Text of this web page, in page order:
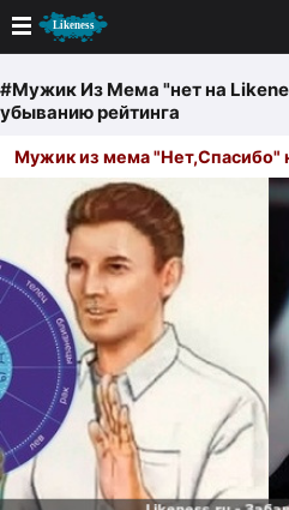
Новые
Лучшие
Голосование
Кандидаты
Случайное сходство 👍
Создать сходство
Для публикации необходима
Поиск
#Мужик Из Мема "нетна
убыванию рейтинга
Мужик из мема "Нет,Спасибо"